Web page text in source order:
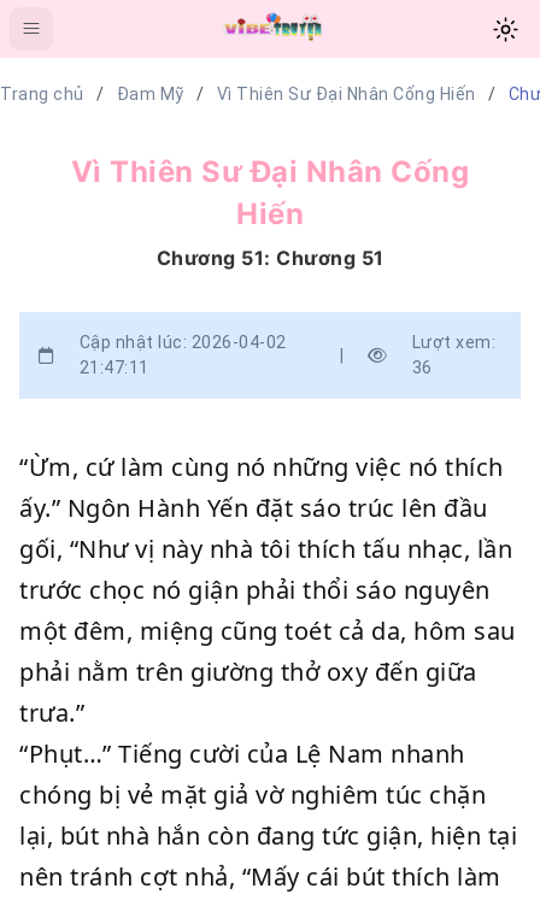
Trang chủ Đam Mỹ Vì Thiên Sư Đại Nhân Cống Hiến
Vì Thiên Sư Đại Nhân Cống
Hiến
Chương 51: Chương 51
Cập nhật lúc: 2026-04-02
21:47:11
|
Lượt xem:
36
“Ừm, cứ làm cùng nó những việc nó thích
ấy.” Ngôn Hành Yến đặt sáo trúc lên đầu
gối, “Như vị này nhà tôi thích tấu nhạc, lần
trước chọc nó giận phải thổi sáo nguyên
một đêm, miệng cũng toét cả da, hôm sau
phải nằm trên giường thở oxy đến giữa
trưa.”
“Phụt…” Tiếng cười của Lệ Nam nhanh
chóng bị vẻ mặt giả vờ nghiêm túc chặn
lại, bút nhà hắn còn đang tức giận, hiện tại
nên tránh cợt nhả, “Mấy cái bút thích làm